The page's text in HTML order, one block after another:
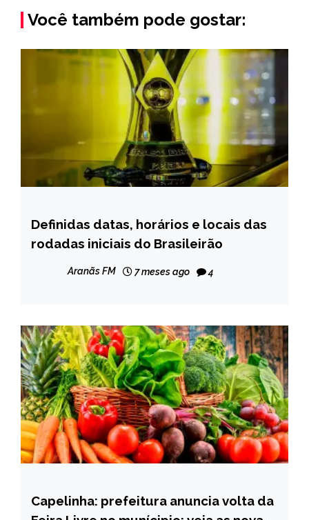
Você também pode gostar:
ESPORTES
NOTÍCIAS
Definidas datas, horários e locais das
rodadas iniciais do Brasileirão
Aranãs FM 7 meses ago 4
CAPELINHA
Capelinha: prefeitura anuncia volta da